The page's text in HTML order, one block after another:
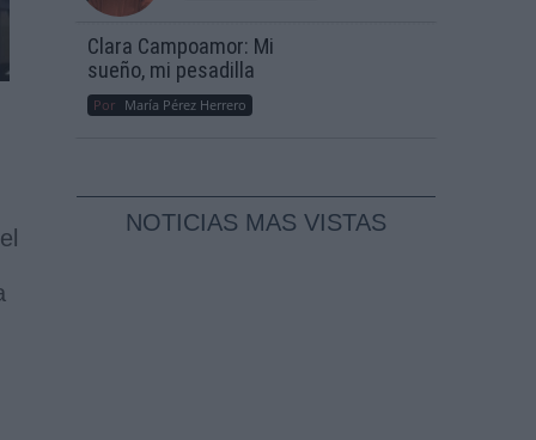
Clara Campoamor: Mi
sueño, mi pesadilla
Por María Pérez Herrero
NOTICIAS MAS VISTAS